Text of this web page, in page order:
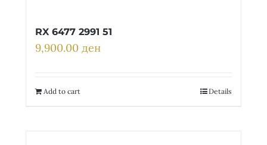
RX 6477 2991 51
9,900.00 ден
Add to cart Details